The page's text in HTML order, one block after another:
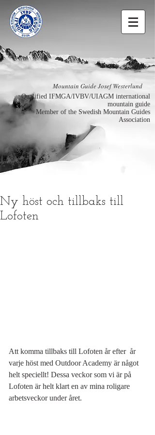
Mountain Guide Josef Westerlund
Qualified IFMGA/IVBV/UIAGM international
mountain guide
Member of the Swedish Mountain Guides
Association
Ny höst och tillbaks till
Lofoten
Att komma tillbaks till Lofoten år efter  år
varje höst med Outdoor Academy är något
helt speciellt! Dessa veckor som vi är på
Lofoten är helt klart en av mina roligare
arbetsveckor under året.